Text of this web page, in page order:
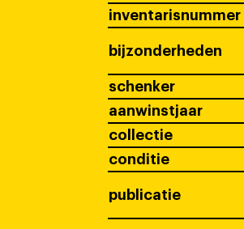
inventarisnummer
bijzonderheden
schenker
aanwinstjaar
collectie
conditie
publicatie